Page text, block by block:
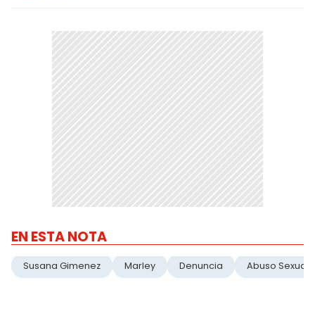
EN ESTA NOTA
Susana Gimenez Marley Denuncia Abuso Sexual